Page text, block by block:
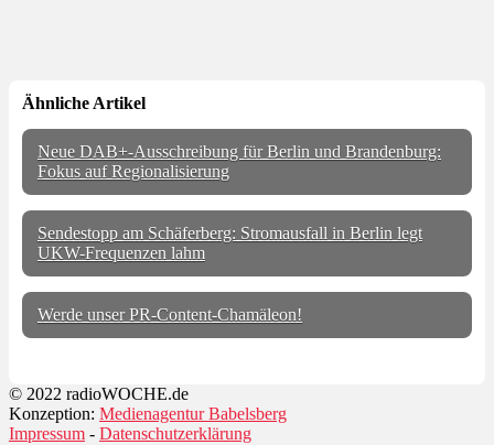
Ähnliche Artikel
Neue DAB+-Ausschreibung für Berlin und Brandenburg:
Fokus auf Regionalisierung
Sendestopp am Schäferberg: Stromausfall in Berlin legt
UKW-Frequenzen lahm
Werde unser PR-Content-Chamäleon!
© 2022 radioWOCHE.de
Konzeption: Medienagentur Babelsberg
Impressum - Datenschutzerklärung